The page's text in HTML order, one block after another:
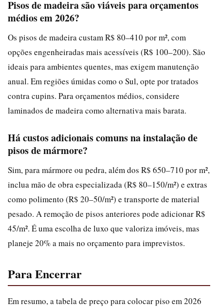
Pisos de madeira são viáveis para orçamentos
médios em 2026?
Os pisos de madeira custam R$ 80–410 por m², com
opções engenheiradas mais acessíveis (R$ 100–200). São
ideais para ambientes quentes, mas exigem manutenção
anual. Em regiões úmidas como o Sul, opte por tratados
contra cupins. Para orçamentos médios, considere
laminados de madeira como alternativa mais barata.
Há custos adicionais comuns na instalação de
pisos de mármore?
Sim, para mármore ou pedra, além dos R$ 650–710 por m²,
inclua mão de obra especializada (R$ 80–150/m²) e extras
como polimento (R$ 20–50/m²) e transporte de material
pesado. A remoção de pisos anteriores pode adicionar R$
45/m². É uma escolha de luxo que valoriza imóveis, mas
planeje 20% a mais no orçamento para imprevistos.
Para Encerrar
Em resumo, a tabela de preço para colocar piso em 2026